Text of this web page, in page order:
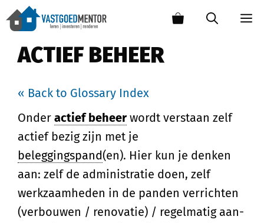
ACTIEF BEHEER
« Back to Glossary Index
Onder actief beheer wordt verstaan zelf
actief bezig zijn met je
beleggingspand(en). Hier kun je denken
aan: zelf de administratie doen, zelf
werkzaamheden in de panden verrichten
(verbouwen / renovatie) / regelmatig aan-